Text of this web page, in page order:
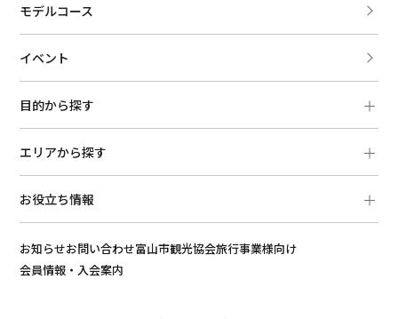
モデルコース
イベント
目的から探す
エリアから探す
お役立ち情報
お知らせお問い合わせ富山市観光協会旅行事業様向け
会員情報・入会案内